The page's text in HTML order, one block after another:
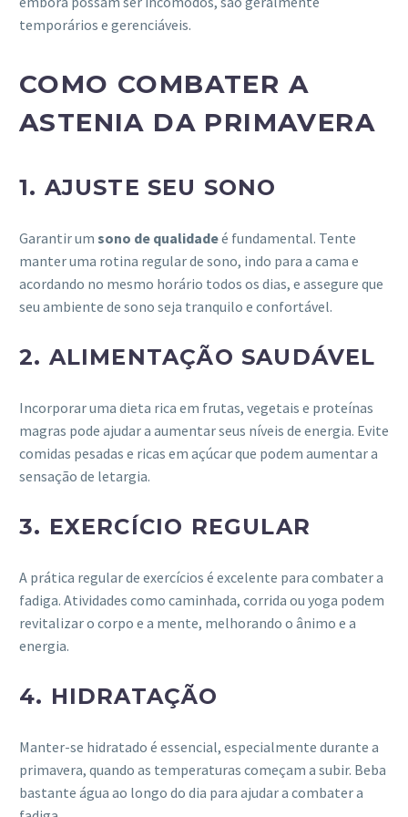
temporários e gerenciáveis.
COMO COMBATER A
ASTENIA DA PRIMAVERA
1. AJUSTE SEU SONO
Garantir um sono de qualidadeé fundamental. Tente
manter uma rotina regular de sono, indo para a cama e
acordando no mesmo horário todos os dias, e assegure que
seu ambiente de sono seja tranquilo e confortável.
2. ALIMENTAÇÃO SAUDÁVEL
Incorporar uma dieta rica em frutas, vegetais e proteínas
magras pode ajudar a aumentar seus níveis de energia. Evite
comidas pesadas e ricas em açúcar que podem aumentar a
sensação de letargia.
3. EXERCÍCIO REGULAR
A prática regular de exercícios é excelente para combater a
fadiga. Atividades como caminhada, corrida ou yoga podem
revitalizar o corpo e a mente, melhorando o ânimo e a
energia.
4. HIDRATAÇÃO
Manter-se hidratado é essencial, especialmente durante a
primavera, quando as temperaturas começam a subir. Beba
bastante água ao longo do dia para ajudar a combater a